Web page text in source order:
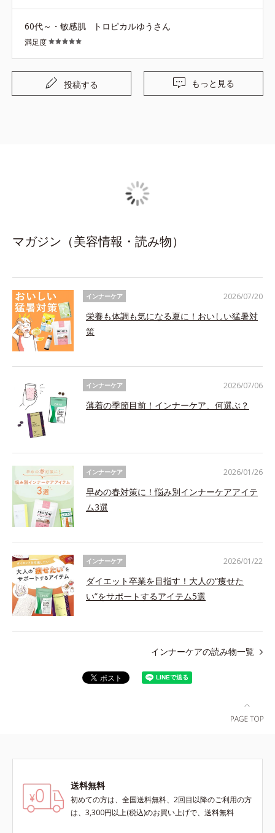
60代～・敏感肌 トロピカルゆうさん
満足度
投稿する もっと見る
マガジン（美容情報・読み物）
インナーケア
栄養も体調も気になる夏に！おいしい猛暑対
策
2026/07/20
インナーケア
薄着の季節目前！インナーケア、何選ぶ？
2026/07/06
インナーケア
早めの春対策に！悩み別インナーケアアイテ
ム3選
2026/01/26
インナーケア
ダイエット卒業を目指す！大人の“痩せた
い”をサポートするアイテム5選
2026/01/22
インナーケアの読み物一覧
送料無料
初めての方は、全国送料無料、2回目以降のご利用の方
は、3,300円以上(税込)のお買い上げで、送料無料